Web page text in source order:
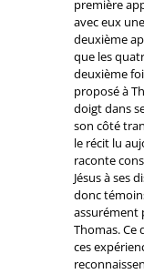
première
avec eux
deuxième
que les
deuxième
proposé à
doigt dans
son côté
le récit lu
raconte
Jésus à ses
donc
assurément
Thomas. Ce
ces